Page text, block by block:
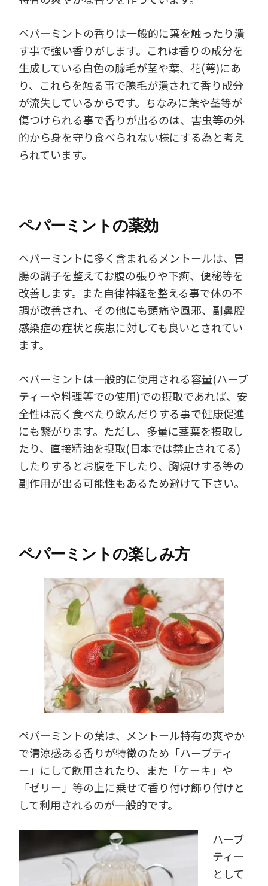
ペパーミントの香りは一般的に葉を触ったり潰
す事で強い香りがします。これは香りの成分を
生成している白色の腺毛が茎や葉、花(萼)にあ
り、これらを触る事で腺毛が潰されて香り成分
が流失しているからです。ちなみに葉や茎等が
傷つけられる事で香りが出るのは、害虫等の外
的から身を守り食べられない様にする為と考え
られています。
ペパーミントの薬効
ペパーミントに多く含まれるメントールは、胃
腸の調子を整えてお腹の張りや下痢、便秘等を
改善します。また自律神経を整える事で体の不
調が改善され、その他にも頭痛や風邪、副鼻腔
感染症の症状と疾患に対しても良いとされてい
ます。
ペパーミントは一般的に使用される容量(ハーブ
ティーや料理等での使用)での摂取であれば、安
全性は高く食べたり飲んだりする事で健康促進
にも繋がります。ただし、多量に茎葉を摂取し
たり、直接精油を摂取(日本では禁止されてる)
したりするとお腹を下したり、胸焼けする等の
副作用が出る可能性もあるため避けて下さい。
ペパーミントの楽しみ方
ペパーミントの葉は、メントール特有の爽やか
で清涼感ある香りが特徴のため「ハーブティ
ー」にして飲用されたり、また「ケーキ」や
「ゼリー」等の上に乗せて香り付け飾り付けと
して利用されるのが一般的です。
ハーブ
ティー
として